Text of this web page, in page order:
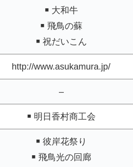
￭ 大和牛
￭ 飛鳥の蘇
￭ 祝だいこん
http://www.asukamura.jp/
–
￭ 明日香村商工会
￭ 彼岸花祭り
￭ 飛鳥光の回廊